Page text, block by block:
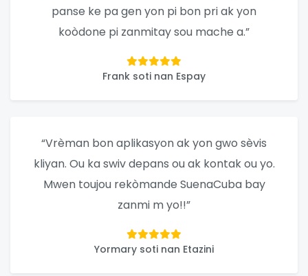
panse ke pa gen yon pi bon pri ak yon
koòdone pi zanmitay sou mache a.”
Frank soti nan Espay
“Vrèman bon aplikasyon ak yon gwo sèvis
kliyan. Ou ka swiv depans ou ak kontak ou yo.
Mwen toujou rekòmande SuenaCuba bay
zanmi m yo!!”
Yormary soti nan Etazini